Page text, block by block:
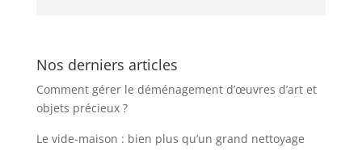
Nos derniers articles
Comment gérer le déménagement d’œuvres d’art et
objets précieux ?
Le vide-maison : bien plus qu’un grand nettoyage